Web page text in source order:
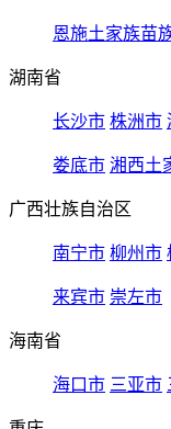
恩施土家族苗
湖南省
长沙市 株洲市
娄底市 湘西土
广西壮族自治区
南宁市 柳州市
来宾市 崇左市
海南省
海口市 三亚市